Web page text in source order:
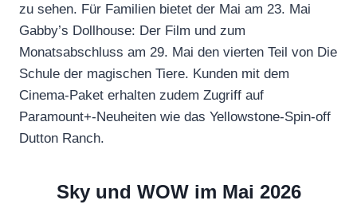
zu sehen. Für Familien bietet der Mai am 23. Mai
Gabby’s Dollhouse: Der Film und zum
Monatsabschluss am 29. Mai den vierten Teil von Die
Schule der magischen Tiere. Kunden mit dem
Cinema-Paket erhalten zudem Zugriff auf
Paramount+-Neuheiten wie das Yellowstone-Spin-off
Dutton Ranch.
Sky und WOW im Mai 2026